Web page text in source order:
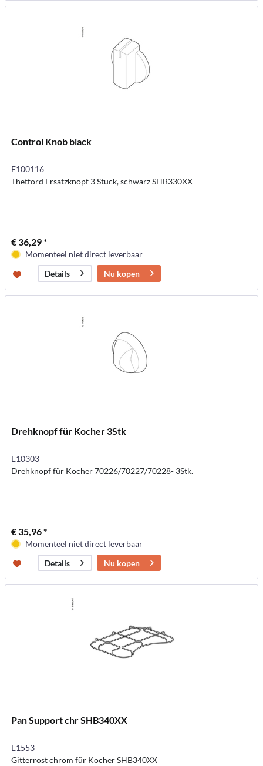
Control Knob black
E100116
Thetford Ersatzknopf 3 Stück, schwarz SHB330XX
€ 36,29 *
Momenteel niet direct leverbaar
Details
Nu kopen
Drehknopf für Kocher 3Stk
E10303
Drehknopf für Kocher 70226/70227/70228- 3Stk.
€ 35,96 *
Momenteel niet direct leverbaar
Details
Nu kopen
Pan Support chr SHB340XX
E1553
Gitterrost chrom für Kocher SHB340XX